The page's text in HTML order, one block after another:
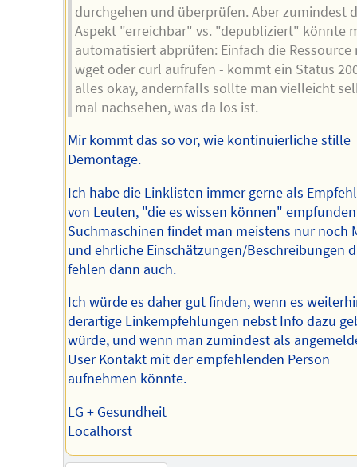
durchgehen und überprüfen. Aber zumindest
Aspekt "erreichbar" vs. "depubliziert" könnte
automatisiert abprüfen: Einfach die Ressource
wget oder curl aufrufen - kommt ein Status
alles okay, andernfalls sollte man vielleicht
mal nachsehen, was da los ist.
Mir kommt das so vor, wie kontinuierliche stille
Demontage.
Ich habe die Linklisten immer gerne als
von Leuten, "die es wissen können"
Suchmaschinen findet man meistens nur noch
und ehrliche Einschätzungen/Beschreibungen
fehlen dann auch.
Ich würde es daher gut finden, wenn es
derartige Linkempfehlungen nebst Info dazu
würde, und wenn man zumindest als
User Kontakt mit der empfehlenden Person
aufnehmen könnte.
LG + Gesundheit
Localhorst